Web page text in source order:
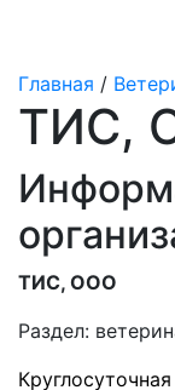
Главная /
ТИС,
ТИС, ООО
Раздел: